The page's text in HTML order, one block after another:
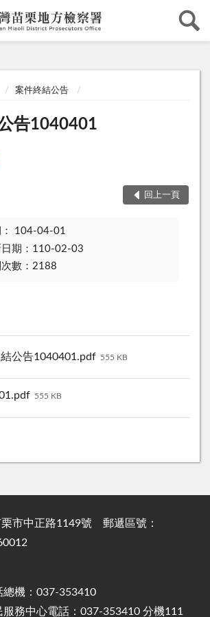
案件終結公告
告1040401
回上一頁
104-04-01
日期：110-02-03
數：2188
公告1040401.pdf 555 KB
555 KB
市中正路1149號 郵遞區號：
總機：037-353410
服務中心電話：037-353410 分機111